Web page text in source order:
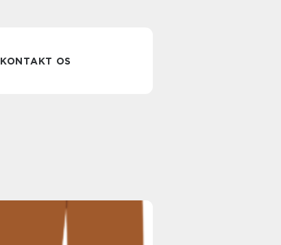
KONTAKT OS